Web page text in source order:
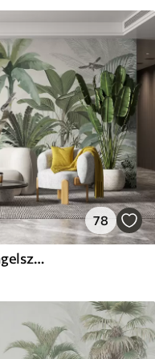
78
Eine üppige tropische Dschungelszene mit verschiedenen Palmen, großen Blättern und bunten Blumen im Vordergrund